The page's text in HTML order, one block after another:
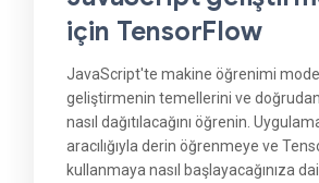
için TensorFlow
JavaScript'te makine öğrenimi
geliştirmenin temellerini ve doğrudan
nasıl dağıtılacağını öğrenin.
aracılığıyla derin öğrenmeye ve
kullanmaya nasıl başlayacağınıza